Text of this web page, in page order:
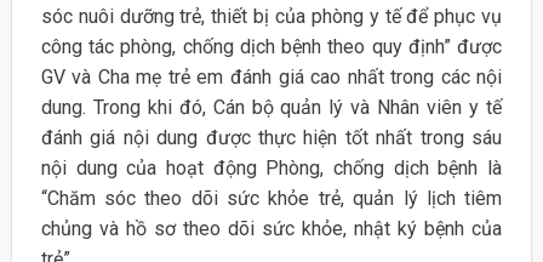
sóc nuôi dưỡng trẻ, thiết bị của phòng y tế để phục vụ
công tác phòng, chống dịch bệnh theo quy định” được
GV và Cha mẹ trẻ em đánh giá cao nhất trong các nội
dung. Trong khi đó, Cán bộ quản lý và Nhân viên y tế
đánh giá nội dung được thực hiện tốt nhất trong sáu
nội dung của hoạt động Phòng, chống dịch bệnh là
“Chăm sóc theo dõi sức khỏe trẻ, quản lý lịch tiêm
chủng và hồ sơ theo dõi sức khỏe, nhật ký bệnh của